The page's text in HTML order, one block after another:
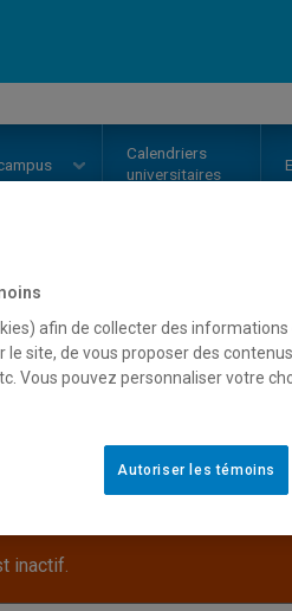
Calendriers
universitaires
- Logique II
inactif.
afin de collecter des
site, de vous proposer des
Vous pouvez personnaliser votre
Autoriser les témoins